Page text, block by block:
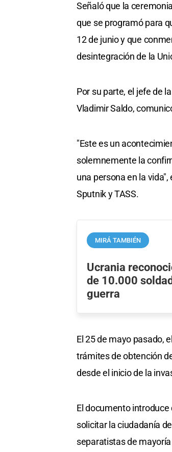
Señaló que la
que se programó para
12 de junio y que
desintegración de la
Por su parte, el jefe de
Vladimir Saldo,
"Este es un
solemnemente la
una persona en la
Sputnik y TASS.
MIRÁ TAMBIÉN
Ucrania
de 10.000
guerra
El 25 de mayo pasado,
trámites de obtención
desde el inicio de la
El documento
solicitar la ciudadanía
separatistas de